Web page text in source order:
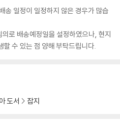
송 일정이 일정하지 않은 경우가 많습
로 배송예정일을 설정하였으나, 현지
수 있는 점 양해 부탁드립니다.
도서 잡지